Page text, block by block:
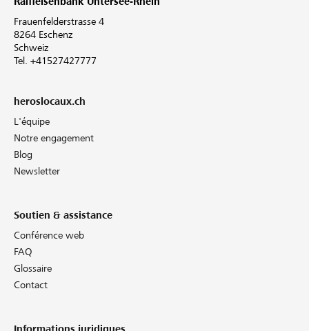
Frauenfelderstrasse 4
8264 Eschenz
Schweiz
Tel. +41527427777
heroslocaux.ch
L'équipe
Notre engagement
Blog
Newsletter
Soutien & assistance
Conférence web
FAQ
Glossaire
Contact
Informations juridiques